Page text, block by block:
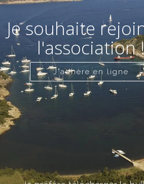
Je souhaite
l'association
J'adhère en ligne